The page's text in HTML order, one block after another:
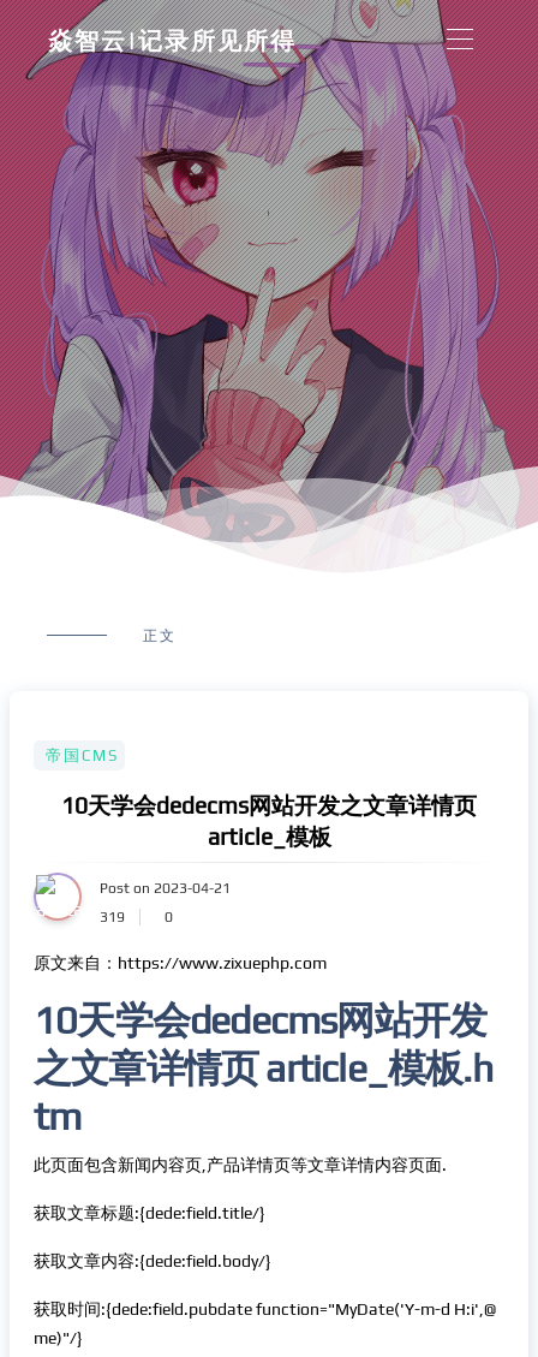
焱智云|记录所见所得
正文
帝国CMS
10天学会dedecms网站开发之文章详情页
article_模板
Post on 2023-04-21
319
0
原文来自：https://www.zixuephp.com
10天学会dedecms网站开发
之文章详情页 article_模板.h
tm
此页面包含新闻内容页,产品详情页等文章详情内容页面.
获取文章标题:{dede:field.title/}
获取文章内容:{dede:field.body/}
获取时间:{dede:field.pubdate function="MyDate('Y-m-d H:i',@
me)"/}